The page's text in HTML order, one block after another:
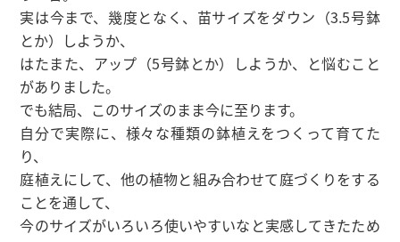
実は今まで、幾度となく、苗サイズをダウン（3.5号鉢
とか）しようか、
はたまた、アップ（5号鉢とか）しようか、と悩むこと
がありました。
でも結局、このサイズのまま今に至ります。
自分で実際に、様々な種類の鉢植えをつくって育てた
り、
庭植えにして、他の植物と組み合わせて庭づくりをする
ことを通して、
今のサイズがいろいろ使いやすいなと実感してきたため